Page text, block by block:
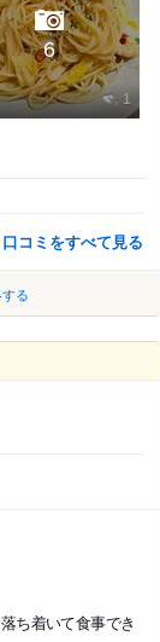
1
6
口コミをすべて見る
る
ち着いて食事でき